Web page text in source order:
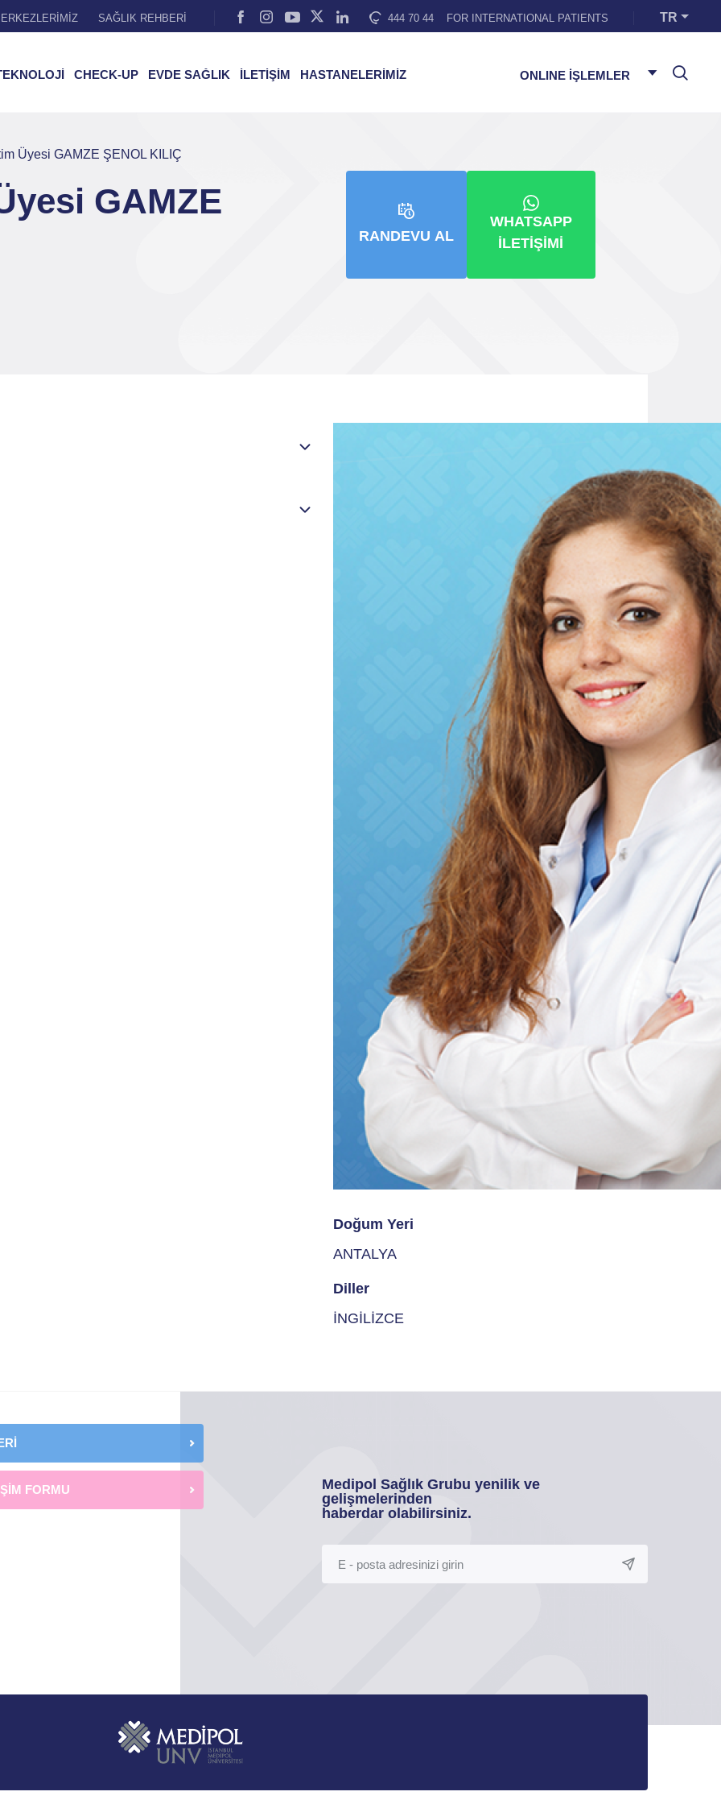
SAĞLIK REHBERİ 444 70 44 FOR INTERNATIONAL PATIENTS TR
CHECK-UP EVDE SAĞLIK İLETİŞİM HASTANELERİMİZ ONLINE İŞLEMLER
Üyesi GAMZE ŞENOL KILIÇ
GAMZE
RANDEVU AL
WHATSAPP
İLETIŞIMI
Doğum Yeri
ANTALYA
Diller
İNGİLİZCE
FORMU
Medipol Sağlık Grubu yenilik ve
gelişmelerinden
haberdar olabilirsiniz.